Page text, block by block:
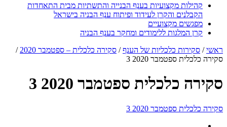
קהילות מקצועיות בענף הבנייה והתשתיות מבית התאחדות
הקבלנים והקרן לעידוד ופיתוח ענף הבניה בישראל
מפגשים מקצועיים
קרן המלגות ללימודים ומחקר בענף הבניה
ראשי/ סקירות כלכליות של הענף/ סקירה כלכלית – ספטמבר 2020
/
סקירה כלכלית ספטמבר 2020 3
סקירה כלכלית ספטמבר 2020 3
סקירה כלכלית ספטמבר 2020 3